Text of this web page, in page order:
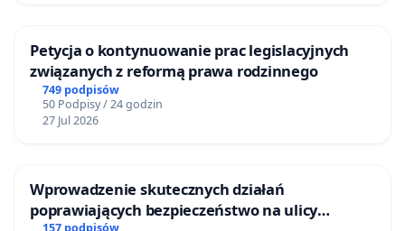
Petycja o kontynuowanie prac legislacyjnych
związanych z reformą prawa rodzinnego
749 podpisów
50 Podpisy / 24 godzin
27 Jul 2026
Wprowadzenie skutecznych działań
poprawiających bezpieczeństwo na ulicy